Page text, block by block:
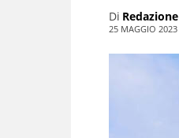
Di Redazione
25 MAGGIO 2023